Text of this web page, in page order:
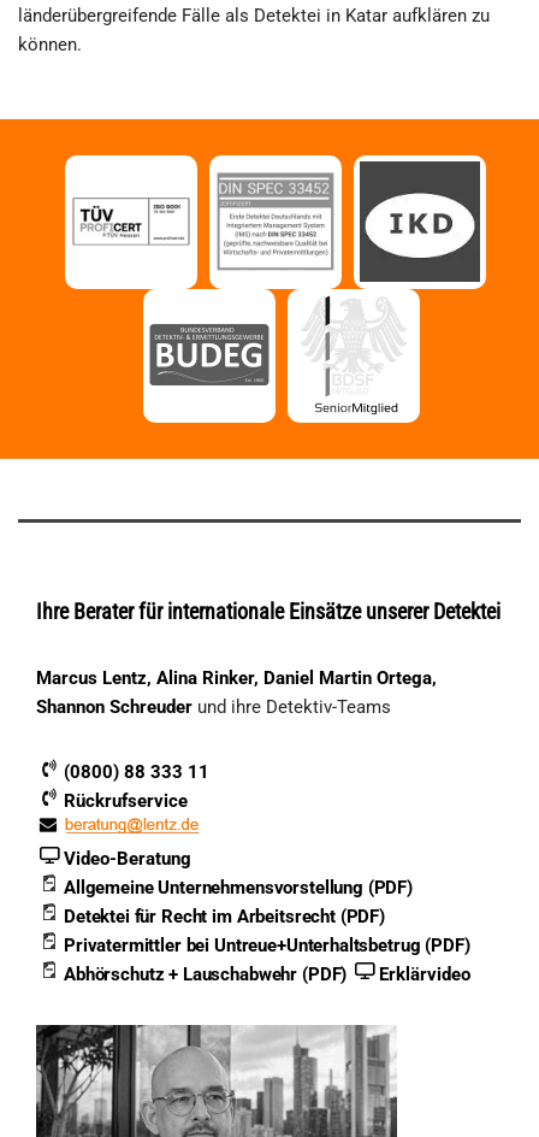
länderübergreifende Fälle als Detektei in Katar aufklären zu
können.
Ihre Berater für internationale Einsätze unserer Detektei
Marcus Lentz, Alina Rinker, Daniel Martin Ortega,
Shannon Schreuder und ihre Detektiv-Teams
(0800) 88 333 11
Rückrufservice
Video-Beratung
Allgemeine Unternehmensvorstellung (PDF)
Detektei für Recht im Arbeitsrecht (PDF)
Privatermittler bei Untreue+Unterhaltsbetrug (PDF)
Abhörschutz + Lauschabwehr (PDF)
Erklärvideo